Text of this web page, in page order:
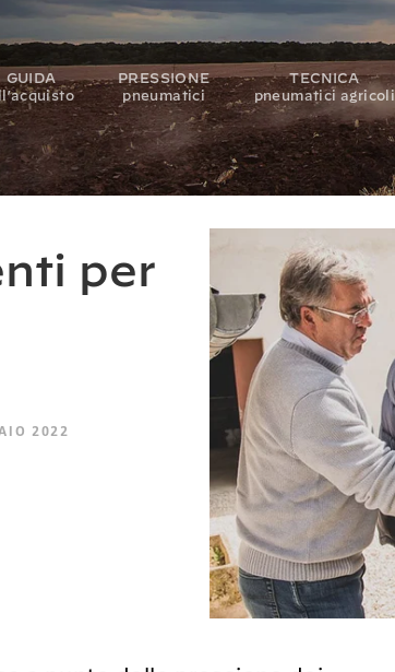
GUIDA
PRESSIONE
pneumatici
TECNICA
pneumatici agricoli
per
2022